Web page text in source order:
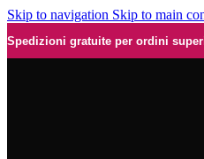
Skip to navigation Skip to main
Spedizioni gratuite per ordini